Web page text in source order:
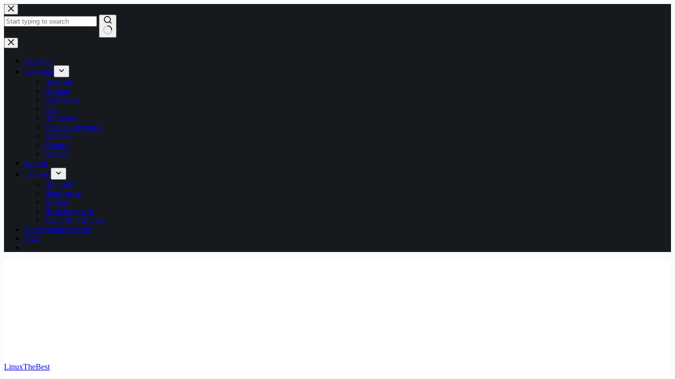
Перейти
до
вмісту
Немає
результатів
Головна
Рубрики
Новини
Обзори
Інструкції
Ігри
Програми
Робоче оточення
Android
Сервер
Железо
Форум
LTB.net
Про сайт
Наші друзі
Автори
Пожертвувати
Зворотній зв’язок
Статті користувачів
Вхід
LinuxTheBest